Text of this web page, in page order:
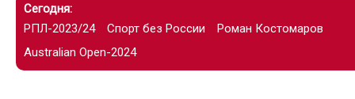
Сегодня:
РПЛ-2023/24
Спорт без России
Роман Костомаров
Australian Open-2024